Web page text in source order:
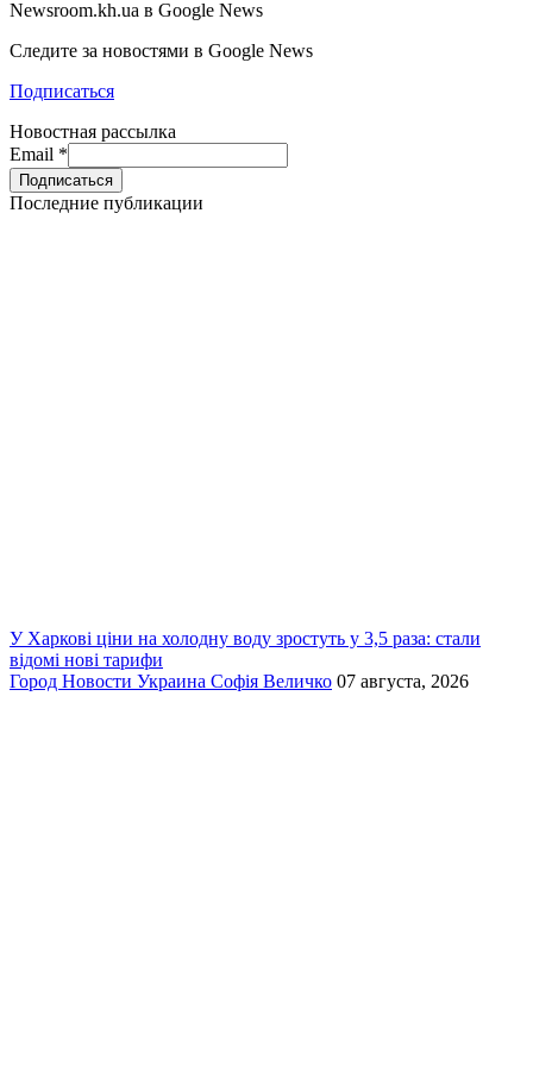
Newsroom.kh.ua в Google News
Следите за новостями в Google News
Подписаться
Новостная рассылка
Email *
Последние публикации
У Харкові ціни на холодну воду зростуть у 3,5 раза: стали
відомі нові тарифи
Город Новости Украина Софія Величко 07 августа, 2026